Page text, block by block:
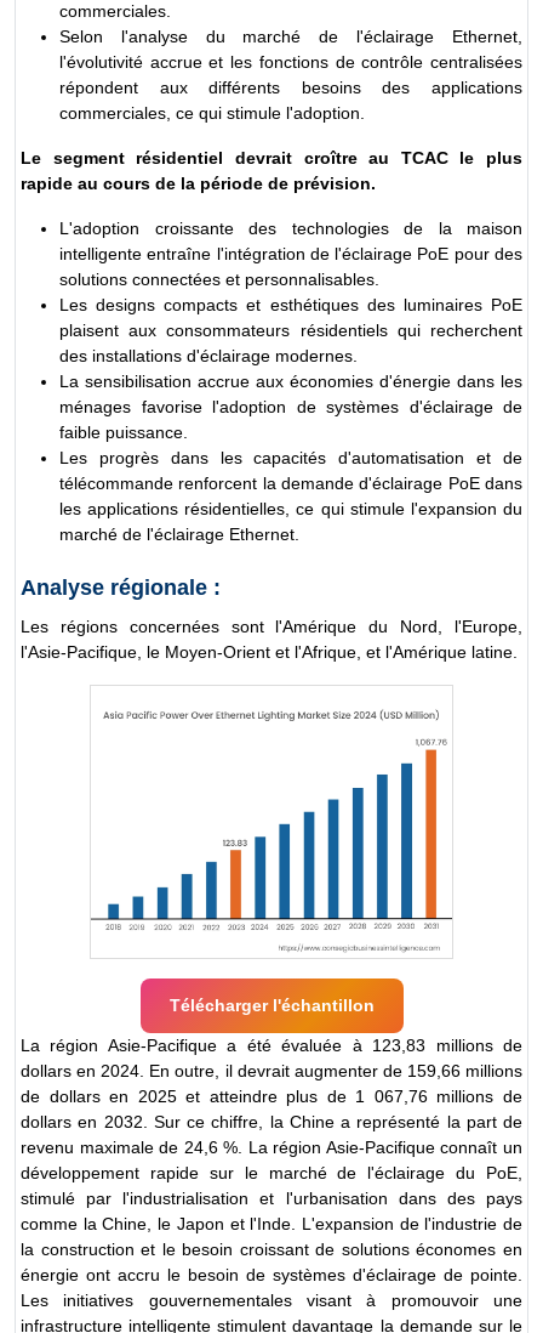
commerciales.
Selon l'analyse du marché de l'éclairage Ethernet,
l'évolutivité accrue et les fonctions de contrôle centralisées
répondent aux différents besoins des applications
commerciales, ce qui stimule l'adoption.
Le segment résidentiel devrait croître au TCAC le plus
rapide au cours de la période de prévision.
L'adoption croissante des technologies de la maison
intelligente entraîne l'intégration de l'éclairage PoE pour des
solutions connectées et personnalisables.
Les designs compacts et esthétiques des luminaires PoE
plaisent aux consommateurs résidentiels qui recherchent
des installations d'éclairage modernes.
La sensibilisation accrue aux économies d'énergie dans les
ménages favorise l'adoption de systèmes d'éclairage de
faible puissance.
Les progrès dans les capacités d'automatisation et de
télécommande renforcent la demande d'éclairage PoE dans
les applications résidentielles, ce qui stimule l'expansion du
marché de l'éclairage Ethernet.
Analyse régionale :
Les régions concernées sont l'Amérique du Nord, l'Europe,
l'Asie-Pacifique, le Moyen-Orient et l'Afrique, et l'Amérique latine.
Télécharger l'échantillon
La région Asie-Pacifique a été évaluée à 123,83 millions de
dollars en 2024. En outre, il devrait augmenter de 159,66 millions
de dollars en 2025 et atteindre plus de 1 067,76 millions de
dollars en 2032. Sur ce chiffre, la Chine a représenté la part de
revenu maximale de 24,6 %. La région Asie-Pacifique connaît un
développement rapide sur le marché de l'éclairage du PoE,
stimulé par l'industrialisation et l'urbanisation dans des pays
comme la Chine, le Japon et l'Inde. L'expansion de l'industrie de
la construction et le besoin croissant de solutions économes en
énergie ont accru le besoin de systèmes d'éclairage de pointe.
Les initiatives gouvernementales visant à promouvoir une
infrastructure intelligente stimulent davantage la demande sur le